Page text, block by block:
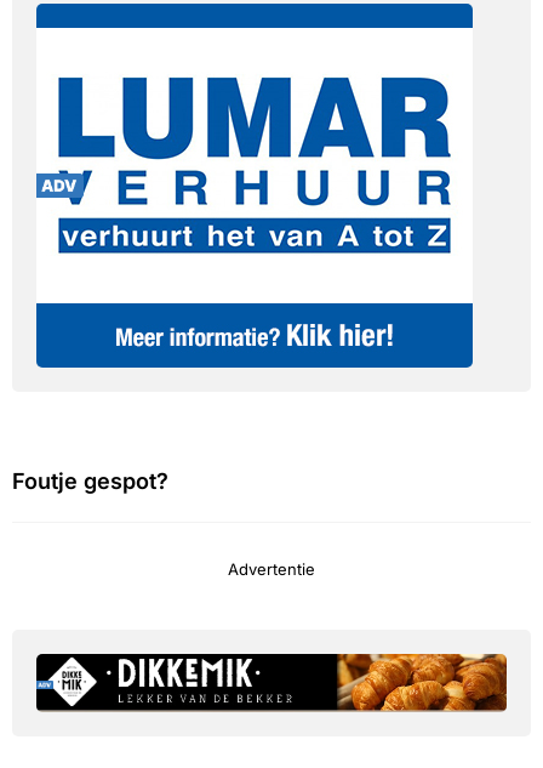
Foutje gespot?
Advertentie